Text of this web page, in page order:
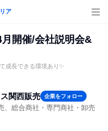
ア
月開催/会社説明会&
成長できる環境あり✨
関西販売 企業をフォロー
、総合商社・専門商社・卸売